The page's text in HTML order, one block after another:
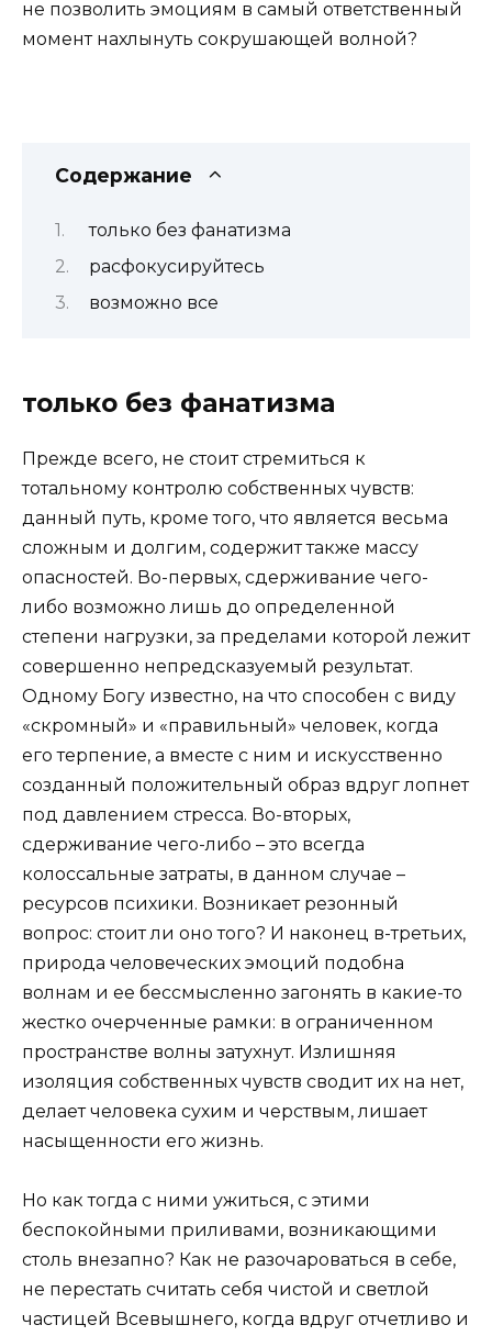
не позволить эмоциям в самый ответственный
момент нахлынуть сокрушающей волной?
Содержание
только без фанатизма
расфокусируйтесь
возможно все
только без фанатизма
Прежде всего, не стоит стремиться к
тотальному контролю собственных чувств:
данный путь, кроме того, что является весьма
сложным и долгим, содержит также массу
опасностей. Во-первых, сдерживание чего-
либо возможно лишь до определенной
степени нагрузки, за пределами которой лежит
совершенно непредсказуемый результат.
Одному Богу известно, на что способен с виду
«скромный» и «правильный» человек, когда
его терпение, а вместе с ним и искусственно
созданный положительный образ вдруг лопнет
под давлением стресса. Во-вторых,
сдерживание чего-либо – это всегда
колоссальные затраты, в данном случае –
ресурсов психики. Возникает резонный
вопрос: стоит ли оно того? И наконец в-третьих,
природа человеческих эмоций подобна
волнам и ее бессмысленно загонять в какие-то
жестко очерченные рамки: в ограниченном
пространстве волны затухнут. Излишняя
изоляция собственных чувств сводит их на нет,
делает человека сухим и черствым, лишает
насыщенности его жизнь.
Но как тогда с ними ужиться, с этими
беспокойными приливами, возникающими
столь внезапно? Как не разочароваться в себе,
не перестать считать себя чистой и светлой
частицей Всевышнего, когда вдруг отчетливо и